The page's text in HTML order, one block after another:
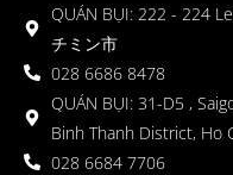
QUÁN BỤI: 222 - 224
チミン市
028 6686 8478
QUÁN BỤI: 31-D5 ,
Binh Thanh District, Ho
028 6684 7706